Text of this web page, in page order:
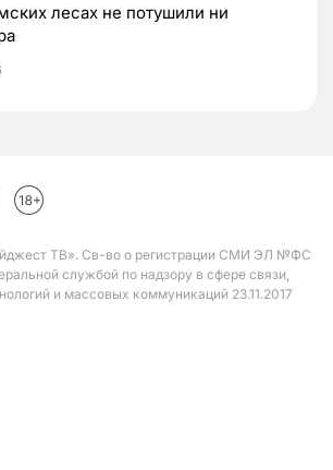
лесах не потушили ни
ТВ». Св-во о регистрации СМИ ЭЛ №ФС
службой по надзору в сфере связи,
и массовых коммуникаций 23.11.2017